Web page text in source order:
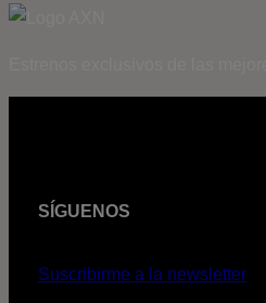
SÍGUENOS
Suscribirme a la newsletter